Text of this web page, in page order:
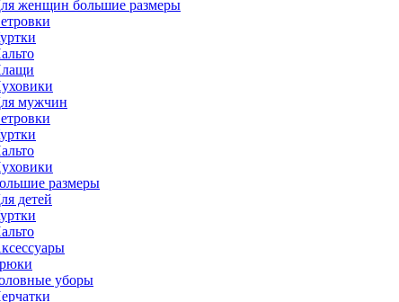
женщин большие размеры
мужчин
размеры
детей
уборы